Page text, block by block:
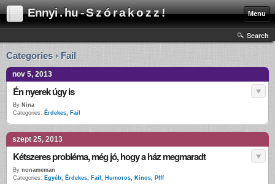
Ennyi . hu - S z ó r a k o z z ! Menu
Search
Categories › Fail
nov 5, 2013
Én nyerek úgy is
By Nina
Categories: Érdekes, Fail
szept 25, 2013
Kétszeres probléma, még jó, hogy a ház megmaradt
By nonameman
Categories: Egyéb, Érdekes, Fail , Humoros, Kínos, Pfff